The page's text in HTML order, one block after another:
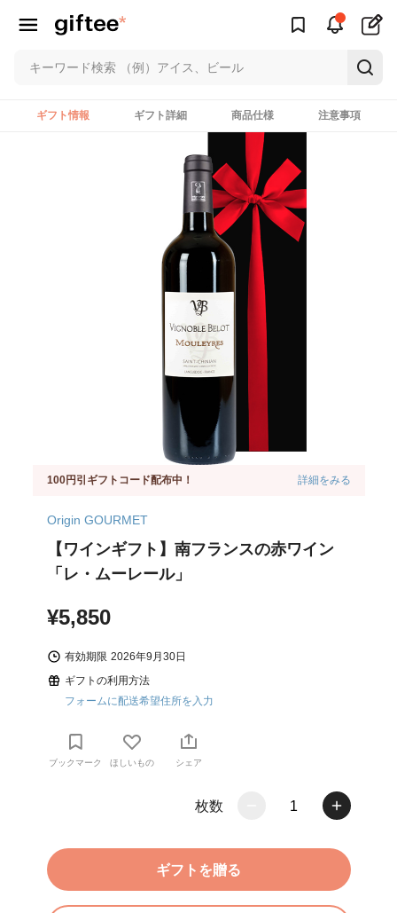
ギフト情報 ギフト詳細 商品仕様 注意事項
100円引ギフトコード配布中！ 詳細をみる
Origin GOURMET
【ワインギフト】南フランスの赤ワイン
「レ・ムーレール」
¥5,850
有効期限 2026年9月30日
ギフトの利用方法
フォームに配送希望住所を入力
ブックマーク ほしいもの シェア
枚数 1
ギフトを贈る